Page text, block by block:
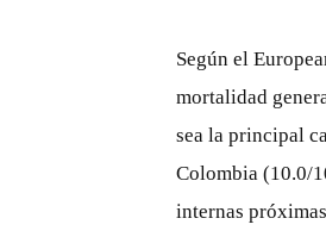
Según el
mortalidad
sea la principal
Colombia (10.0/
internas